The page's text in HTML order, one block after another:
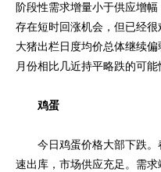
阶段性需求增量小于供应增
存在短时回涨机会，但已经
大猪出栏日度均价总体继续
月份相比几近持平略跌的可能
鸡蛋
今日鸡蛋价格大部下跌。
速出库，市场供应充足。需